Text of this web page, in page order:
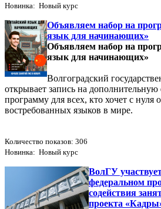
Новинка: Новый курс
Объявляем набор на
язык для начинающих»
Объявляем набор на
язык для начинающих»
Волгоградский
открывает запись на
программу для всех, кто хочет с нуля
востребованных языков в мире.
Количество показов: 306
Новинка: Новый курс
ВолГУ
федеральном
содействия
проекта